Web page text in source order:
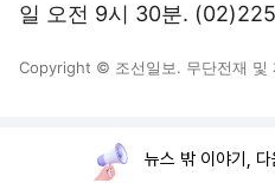
일 오전 9시 30분.
Copyright © 조선일보. 무단전재 및
뉴스 밖 이야기, 다